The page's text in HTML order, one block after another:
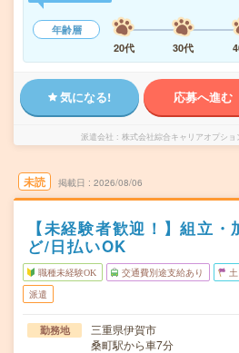
年齢層
20代
30代
気になる! 応募へ進む
派遣会社 株式会社綜合キャリアオプシ
未読 掲載日 2026/08/06
【未経験者歓迎！】組立
ど/日払いOK
職種未経験OK 交通費別途支給あり
派遣
勤務地
三重県伊賀市
桑町駅から車7分